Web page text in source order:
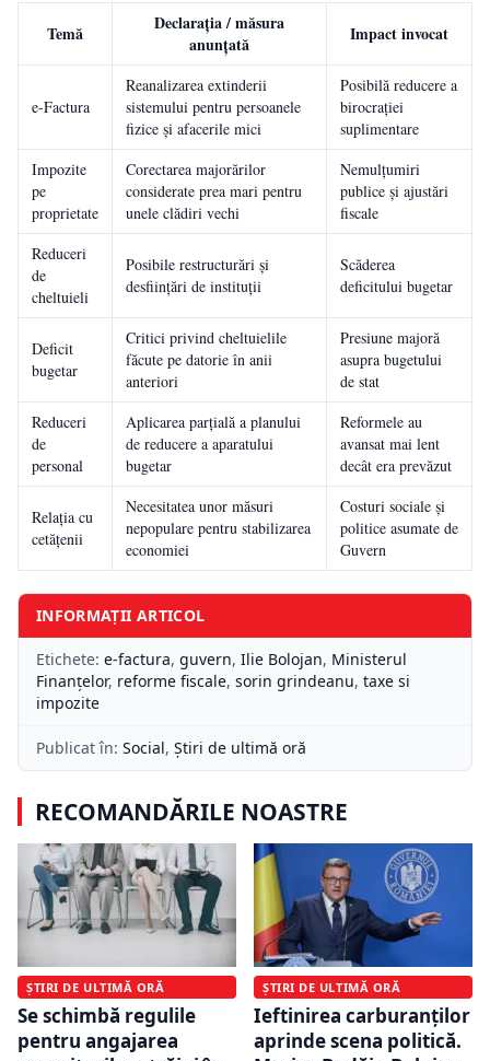
Temă
Declarația / măsura
anunțată
Impact invocat
e-Factura
Reanalizarea extinderii
sistemului pentru persoanele
fizice și afacerile mici
Posibilă reducere a
birocrației
suplimentare
Impozite
pe
proprietate
Corectarea majorărilor
considerate prea mari pentru
unele clădiri vechi
Nemulțumiri
publice și ajustări
fiscale
Reduceri
de
cheltuieli
Posibile restructurări și
desființări de instituții
Scăderea
deficitului bugetar
Deficit
bugetar
Critici privind cheltuielile
făcute pe datorie în anii
anteriori
Presiune majoră
asupra bugetului
de stat
Reduceri
de
personal
Aplicarea parțială a planului
de reducere a aparatului
bugetar
Reformele au
avansat mai lent
decât era prevăzut
Relația cu
cetățenii
Necesitatea unor măsuri
nepopulare pentru stabilizarea
economiei
Costuri sociale și
politice asumate de
Guvern
INFORMAȚII ARTICOL
Etichete: e-factura, guvern, Ilie Bolojan, Ministerul
Finanțelor, reforme fiscale, sorin grindeanu, taxe si
impozite
Publicat în: Social, Știri de ultimă oră
RECOMANDĂRILE NOASTRE
ȘTIRI DE ULTIMĂ ORĂ
Se schimbă regulile
pentru angajarea
ȘTIRI DE ULTIMĂ ORĂ
Ieftinirea carburanților
aprinde scena politică.